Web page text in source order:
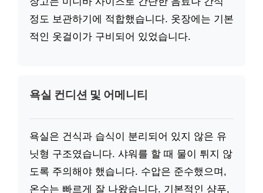
정도 보관하기에 적합했습니다. 옷장에는 기본
적인 옷걸이가 구비되어 있었습니다.
욕실 컨디션 및 어메니티
욕실은 건식과 습식이 분리되어 있지 않은 유
닛형 구조였습니다. 샤워를 할 때 물이 튀지 않
도록 주의해야 했습니다. 수압은 준수했으며,
온수는 빠르게 잘 나왔습니다. 기본적인 샴푸,